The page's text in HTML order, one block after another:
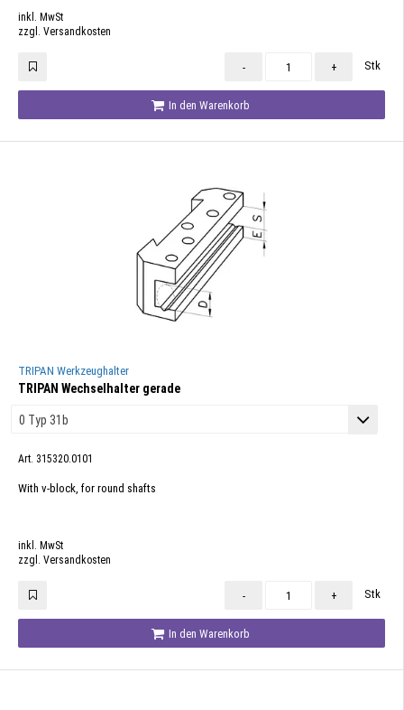
inkl. MwSt
zzgl. Versandkosten
- + Stk
In den Warenkorb
TRIPAN Werkzeughalter
TRIPAN Wechselhalter gerade
Art. 315320.0101
With v-block, for round shafts
inkl. MwSt
zzgl. Versandkosten
- + Stk
In den Warenkorb